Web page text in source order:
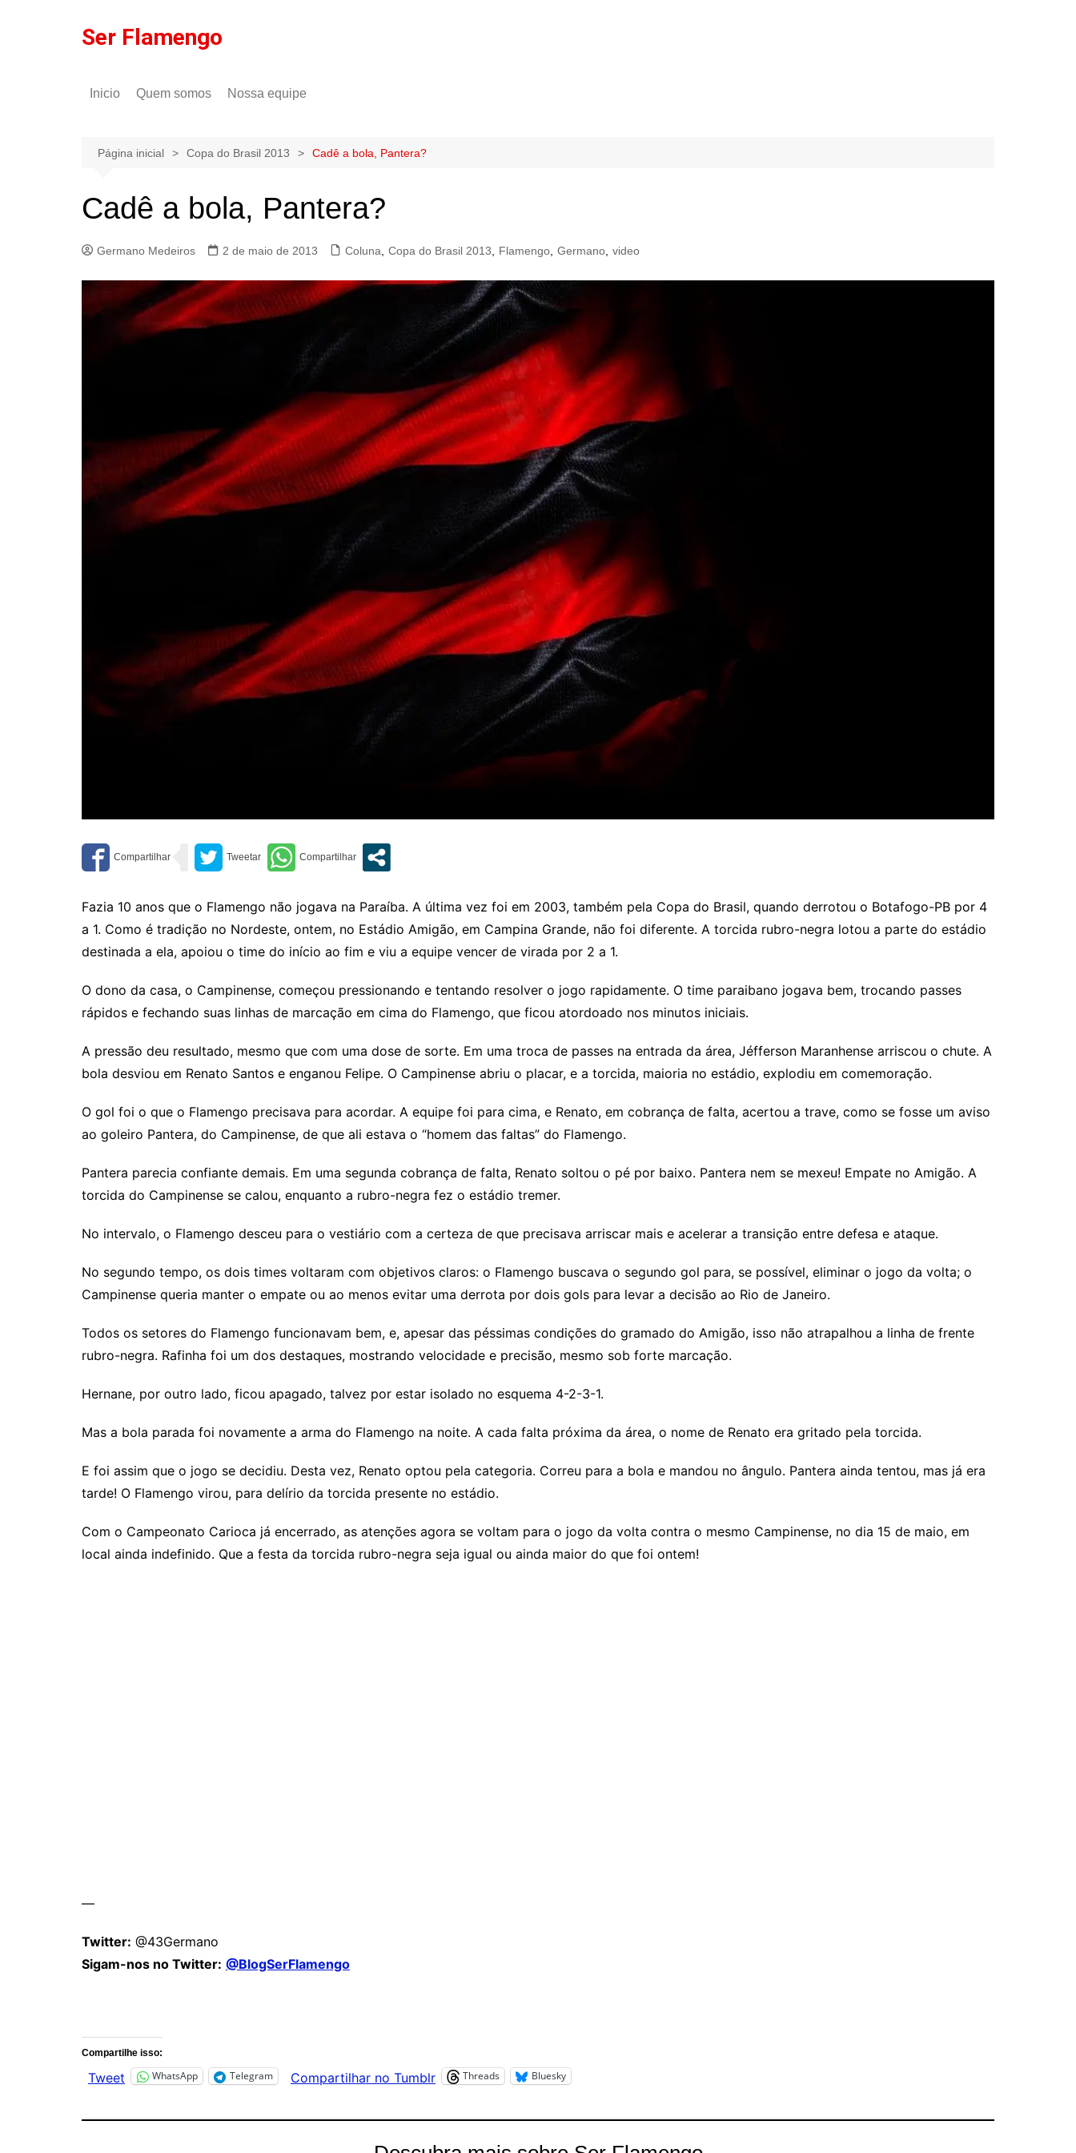
Ser Flamengo
Inicio Quem somos
Política de privacidade
Nossa equipe
Gilson Lima
Página inicial Copa do Brasil 2013 Cadê a bola, Pantera?
Cadê a bola, Pantera?
Germano Medeiros 2 de maio de 2013 Coluna Copa do Brasil 2013 Flamengo Germano video
Fazia 10 anos que o Flamengo não jogava na Paraíba. A última vez foi em 2003, também pela Copa do Brasil, quando derrotou o Botafogo-PB por 4
a 1. Como é tradição no Nordeste, ontem, no Estádio Amigão, em Campina Grande, não foi diferente. A torcida rubro-negra lotou a parte do estádio
destinada a ela, apoiou o time do início ao fim e viu a equipe vencer de virada por 2 a 1.
O dono da casa, o Campinense, começou pressionando e tentando resolver o jogo rapidamente. O time paraibano jogava bem, trocando passes
rápidos e fechando suas linhas de marcação em cima do Flamengo, que ficou atordoado nos minutos iniciais.
A pressão deu resultado, mesmo que com uma dose de sorte. Em uma troca de passes na entrada da área, Jéfferson Maranhense arriscou o chute. A
bola desviou em Renato Santos e enganou Felipe. O Campinense abriu o placar, e a torcida, maioria no estádio, explodiu em comemoração.
O gol foi o que o Flamengo precisava para acordar. A equipe foi para cima, e Renato, em cobrança de falta, acertou a trave, como se fosse um aviso
ao goleiro Pantera, do Campinense, de que ali estava o “homem das faltas” do Flamengo.
Pantera parecia confiante demais. Em uma segunda cobrança de falta, Renato soltou o pé por baixo. Pantera nem se mexeu! Empate no Amigão. A
torcida do Campinense se calou, enquanto a rubro-negra fez o estádio tremer.
No intervalo, o Flamengo desceu para o vestiário com a certeza de que precisava arriscar mais e acelerar a transição entre defesa e ataque.
No segundo tempo, os dois times voltaram com objetivos claros: o Flamengo buscava o segundo gol para, se possível, eliminar o jogo da volta; o
Campinense queria manter o empate ou ao menos evitar uma derrota por dois gols para levar a decisão ao Rio de Janeiro.
Todos os setores do Flamengo funcionavam bem, e, apesar das péssimas condições do gramado do Amigão, isso não atrapalhou a linha de frente
rubro-negra. Rafinha foi um dos destaques, mostrando velocidade e precisão, mesmo sob forte marcação.
Hernane, por outro lado, ficou apagado, talvez por estar isolado no esquema 4-2-3-1.
Mas a bola parada foi novamente a arma do Flamengo na noite. A cada falta próxima da área, o nome de Renato era gritado pela torcida.
E foi assim que o jogo se decidiu. Desta vez, Renato optou pela categoria. Correu para a bola e mandou no ângulo. Pantera ainda tentou, mas já era
tarde! O Flamengo virou, para delírio da torcida presente no estádio.
Com o Campeonato Carioca já encerrado, as atenções agora se voltam para o jogo da volta contra o mesmo Campinense, no dia 15 de maio, em
local ainda indefinido. Que a festa da torcida rubro-negra seja igual ou ainda maior do que foi ontem!
—
Twitter: @43Germano
Sigam-nos no Twitter: @BlogSerFlamengo
Compartilhe isso:
Tweet WhatsApp Telegram Compartilhar no Tumblr Threads Bluesky